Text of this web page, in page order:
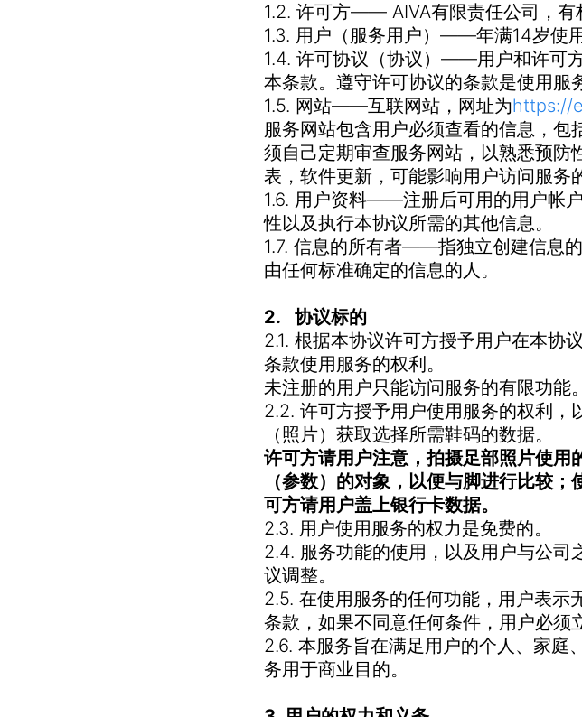
1.2. 许可方—— AIVA有限责任公司，有
1.3. 用户（服务用户）——年满14岁使用
1.4. 许可协议（协议）——用户和许可
本条款。遵守许可协议的条款是使用服
1.5. 网站——互联网站，网址为https://
服务网站包含用户必须查看的信息，
须自己定期审查服务网站，以熟悉预防
表，软件更新，可能影响用户访问服务
1.6. 用户资料——注册后可用的用户帐
性以及执行本协议所需的其他信息。
1.7. 信息的所有者——指独立创建信息
由任何标准确定的信息的人。
2. 协议标的
2.1. 根据本协议许可方授予用户在本协
条款使用服务的权利。
未注册的用户只能访问服务的有限功能
2.2. 许可方授予用户使用服务的权利
（照片）获取选择所需鞋码的数据。
许可方请用户注意，拍摄足部照片使
（参数）的对象，以便与脚进行比较
可方请用户盖上银行卡数据。
2.3. 用户使用服务的权力是免费的。
2.4. 服务功能的使用，以及用户与公
议调整。
2.5. 在使用服务的任何功能，用户表示
条款，如果不同意任何条件，用户必须
2.6. 本服务旨在满足用户的个人、家庭
务用于商业目的。